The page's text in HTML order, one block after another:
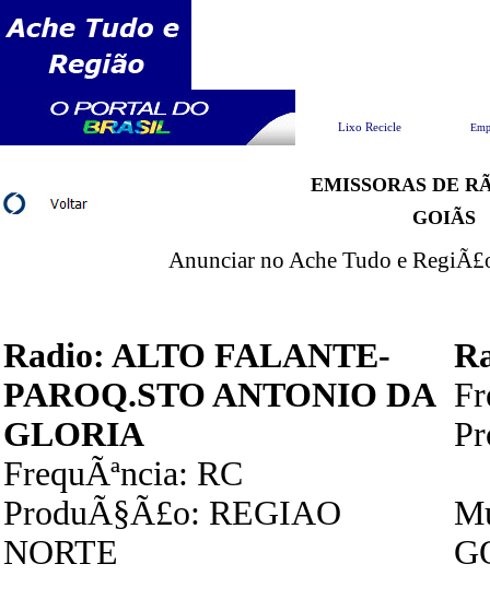
Lixo Recicle
EMISSORAS DE
GOIÃS
Anunciar no Ache Tudo e
Radio: ALTO FALANTE-
PAROQ.STO ANTONIO DA
GLORIA
FrequÃªncia: RC
ProduÃ§Ã£o: REGIAO
NORTE